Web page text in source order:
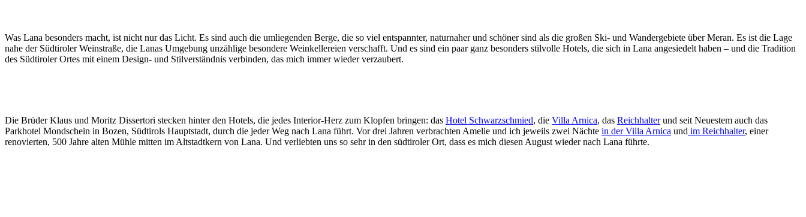
Was Lana besonders macht, ist nicht nur das Licht. Es sind auch die umliegenden Berge, die so viel entspannter, naturnaher und schöner sind als die großen Ski- und Wandergebiete über Meran. Es ist die Lage
nahe der Südtiroler Weinstraße, die Lanas Umgebung unzählige besondere Weinkellereien verschafft. Und es sind ein paar ganz besonders stilvolle Hotels, die sich in Lana angesiedelt haben – und die Tradition
des Südtiroler Ortes mit einem Design- und Stilverständnis verbinden, das mich immer wieder verzaubert.
Die Brüder Klaus und Moritz Dissertori stecken hinter den Hotels, die jedes Interior-Herz zum Klopfen bringen: das Hotel Schwarzschmied, die Villa Arnica, das Reichhalterund seit Neuestem auch das
Parkhotel Mondschein in Bozen, Südtirols Hauptstadt, durch die jeder Weg nach Lana führt. Vor drei Jahren verbrachten Amelie und ich jeweils zwei Nächte in der Villa Arnica und im Reichhalter, einer
renovierten, 500 Jahre alten Mühle mitten im Altstadtkern von Lana. Und verliebten uns so sehr in den südtiroler Ort, dass es mich diesen August wieder nach Lana führte.